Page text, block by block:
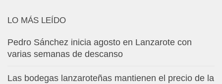
LO MÁS LEÍDO
Pedro Sánchez inicia agosto en Lanzarote con
varias semanas de descanso
Las bodegas lanzaroteñas mantienen el precio de la